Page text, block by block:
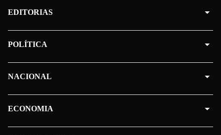
EDITORIAS
POLÍTICA
NACIONAL
ECONOMIA